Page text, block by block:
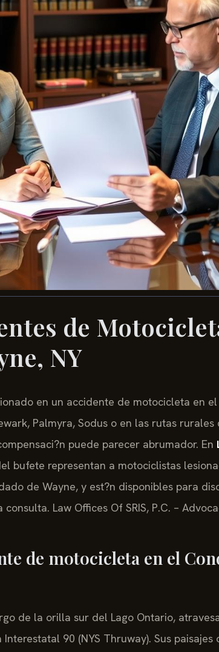
de
NY
en un accidente de motocicleta en
Palmyra, Sodus o en las rutas rurales
puede parecer abrumador. En
bufete representan a motociclistas
de Wayne, y est?n disponibles para
Law Offices Of SRIS, P.C. –
de motocicleta en el
de la orilla sur del Lago Ontario,
90 (NYS Thruway). Sus